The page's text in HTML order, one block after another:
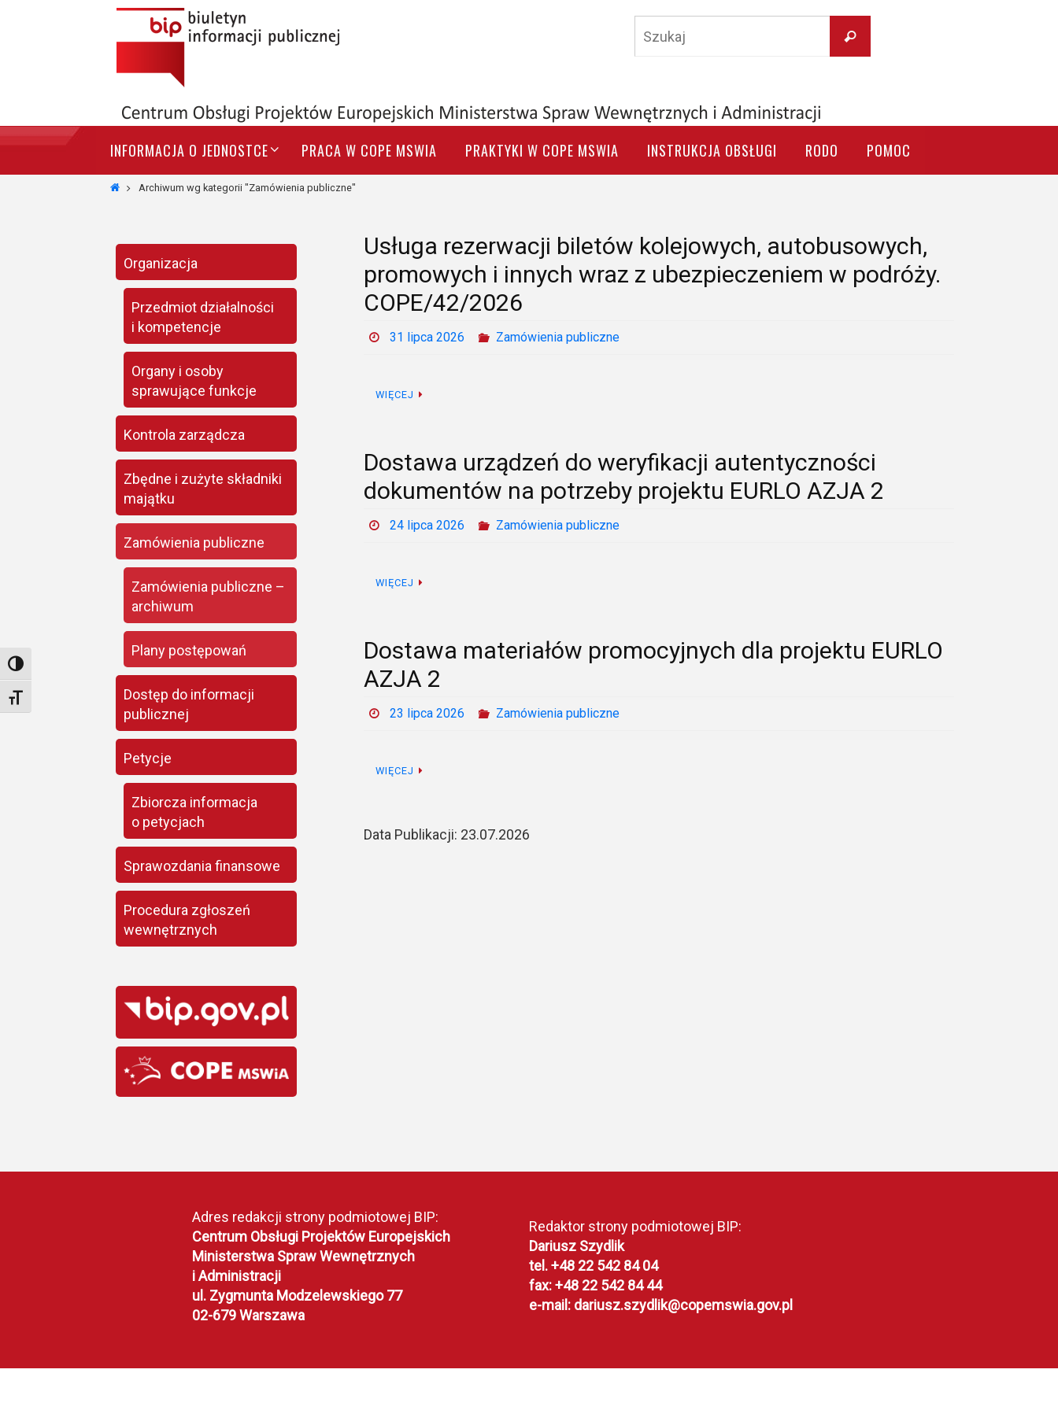
Toggle High Contrast
Toggle Font size
Szukaj
INFORMACJA O JEDNOSTCE PRACA W COPE MSWIA PRAKTYKI W COPE MSWIA INSTRUKCJA OBSŁUGI RODO POMOC
StronaArchiwum wg kategorii "Zamówienia publiczne"
Usługa rezerwacji biletów kolejowych, autobusowych,
promowych i innych wraz z ubezpieczeniem w podróży.
COPE/42/2026
31 lipca 2026 Zamówienia publiczne
WIĘCEJ
Dostawa urządzeń do weryfikacji autentyczności
dokumentów na potrzeby projektu EURLO AZJA 2
24 lipca 2026 Zamówienia publiczne
WIĘCEJ
Dostawa materiałów promocyjnych dla projektu EURLO
AZJA 2
23 lipca 2026 Zamówienia publiczne
WIĘCEJ
Data Publikacji: 23.07.2026
Organizacja
Przedmiot działalności
i kompetencje
Organy i osoby
sprawujące funkcje
Kontrola zarządcza
Zbędne i zużyte składniki
majątku
Zamówienia publiczne
Zamówienia publiczne –
archiwum
Plany postępowań
Dostęp do informacji
publicznej
Petycje
Zbiorcza informacja
o petycjach
Sprawozdania finansowe
Procedura zgłoszeń
wewnętrznych
Adres redakcji strony podmiotowej BIP:
Centrum Obsługi Projektów Europejskich
Ministerstwa Spraw Wewnętrznych
i Administracji
ul. Zygmunta Modzelewskiego 77
02-679 Warszawa
Redaktor strony podmiotowej BIP:
Dariusz Szydlik
tel. +48 22 542 84 04
fax: +48 22 542 84 44
e-mail: dariusz.szydlik@copemswia.gov.pl